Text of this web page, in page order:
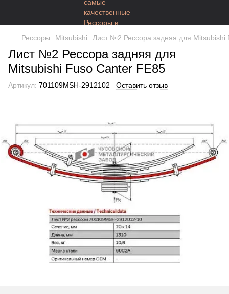
Рессоры Mitsubishi Лист №2 Рессора задняя для Mitsubishi
Лист №2 Рессора задняя для
Mitsubishi Fuso Canter FE85
Артикул: 701109MSH-2912102 Оставить отзыв